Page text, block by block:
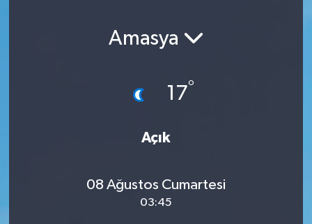
Amasya
17°
Açık
08 Ağustos Cumartesi
03:45